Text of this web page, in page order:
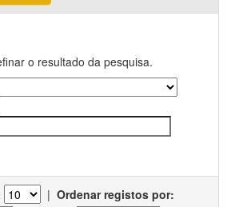
o resultado da pesquisa.
| Ordenar registos por: